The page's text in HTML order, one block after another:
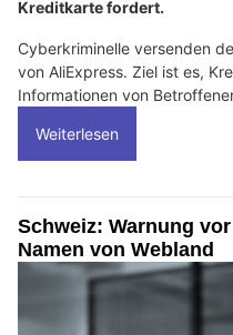
Kreditkarte fordert.
Cyberkriminelle versenden
von AliExpress. Ziel ist es,
Informationen von
Weiterlesen
Schweiz: Warnung
Namen von Webland